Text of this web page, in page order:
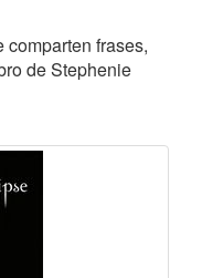
frases,
de Stephenie